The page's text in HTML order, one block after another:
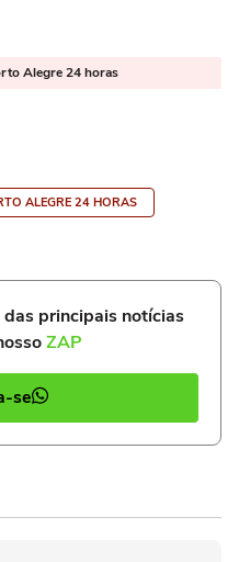
Alegre 24 horas
ALEGRE 24 HORAS
principais notícias
ZAP
se